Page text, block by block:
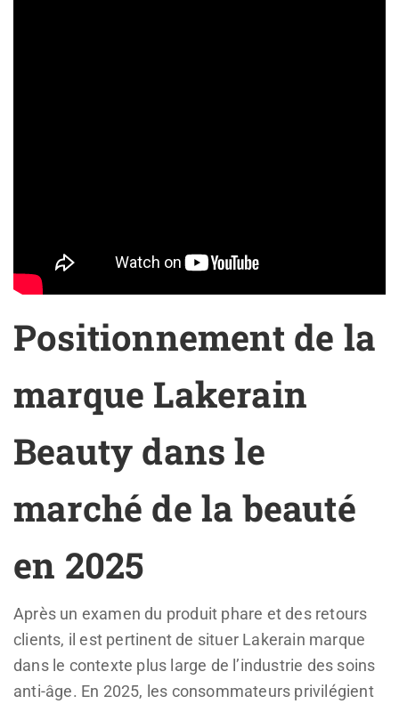
Positionnement de la
marque Lakerain
Beauty dans le
marché de la beauté
en 2025
Après un examen du produit phare et des retours
clients, il est pertinent de situer Lakerain marque
dans le contexte plus large de l’industrie des soins
anti-âge. En 2025, les consommateurs privilégient